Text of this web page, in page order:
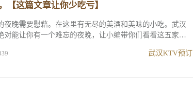
【这篇文章让你少吃亏】
夜晚需要慰藉。在这里有无尽的美酒和美味的小吃。武汉
对能让你有一个难忘的夜晚，让小编带你们看看这五家高
一武汉御江宴夜总...
武汉KTV预订